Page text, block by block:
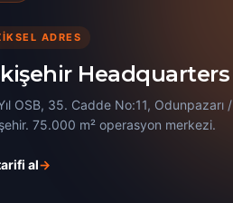
ADRES
Headquarters
OSB, 35. Cadde No:11, Odunpazarı /
75.000 m² operasyon merkezi.
al→